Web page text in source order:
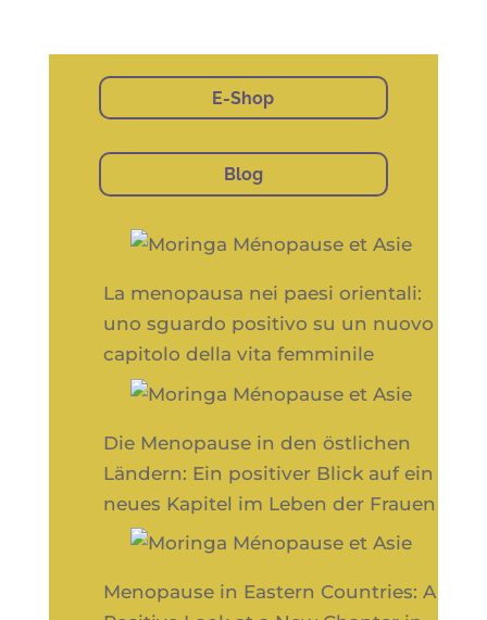
E-Shop
Blog
La menopausa nei paesi orientali:
uno sguardo positivo su un nuovo
capitolo della vita femminile
Die Menopause in den östlichen
Ländern: Ein positiver Blick auf ein
neues Kapitel im Leben der Frauen
Menopause in Eastern Countries: A